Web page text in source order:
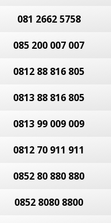
081 2662 5758
085 200 007 007
0812 88 816 805
0813 88 816 805
0813 99 009 009
0812 70 911 911
0852 80 880 880
0852 8080 8800